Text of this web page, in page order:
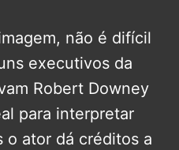
não é difícil
executivos da
Robert Downey
para interpretar
o ator dá créditos a